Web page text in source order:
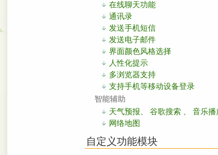
在线聊天功能
通讯录
发送手机短信
发送电子邮件
界面颜色风格选择
人性化提示
多浏览器支持
支持手机等移动设备登录
智能辅助
天气预报、 谷歌搜索 、 音乐播
网络地图
自定义功能模块